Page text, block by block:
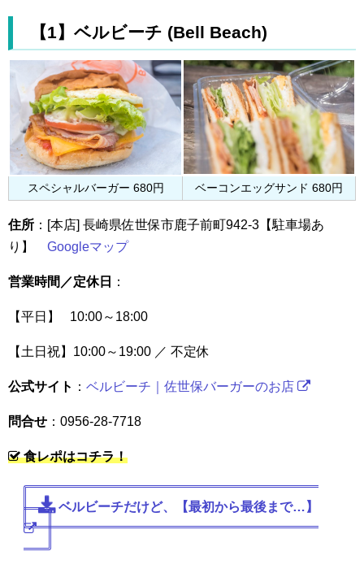
【1】ベルビーチ (Bell Beach)
スペシャルバーガー 680円 ベーコンエッグサンド 680円
住所 ：[本店] 長崎県佐世保市鹿子前町942-3【駐車場あ
り】 Googleマップ
営業時間／定休日 ：
【平日】 10:00～18:00
【土日祝】 10:00～19:00 ／ 不定休
公式サイト ： ベルビーチ｜佐世保バーガーのお店
問合せ ：0956-28-7718
食レポはコチラ！
ベルビーチだけど、【最初から最後まで…】